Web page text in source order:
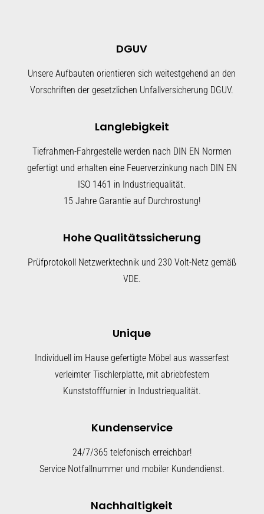
DGUV
Unsere Aufbauten orientieren sich weitestgehend an den
Vorschriften der gesetzlichen Unfallversicherung DGUV.
Langlebigkeit
Tiefrahmen-Fahrgestelle werden nach DIN EN Normen
gefertigt und erhalten eine Feuerverzinkung nach DIN EN
ISO 1461 in Industriequalität.
15 Jahre Garantie auf Durchrostung!
Hohe Qualitätssicherung
Prüfprotokoll Netzwerktechnik und 230 Volt-Netz gemäß
VDE.
Unique
Individuell im Hause gefertigte Möbel aus wasserfest
verleimter Tischlerplatte, mit abriebfestem
Kunststofffurnier in Industriequalität.
Kundenservice
24/7/365 telefonisch erreichbar!
Service Notfallnummer und mobiler Kundendienst.
Nachhaltigkeit